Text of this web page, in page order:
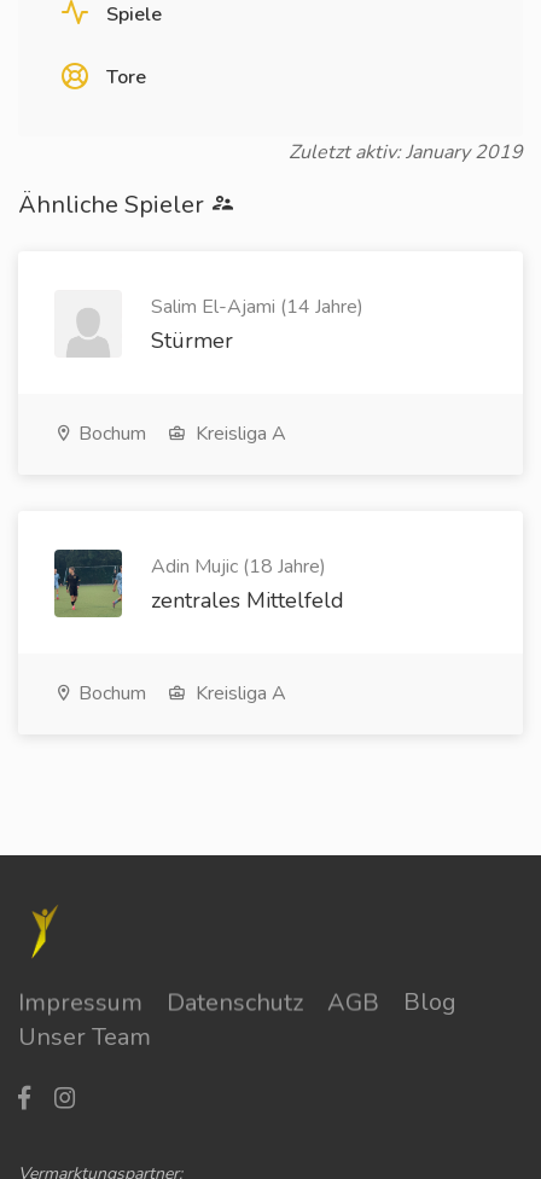
Spiele
Tore
Zuletzt aktiv: January 2019
Ähnliche Spieler
Salim El-Ajami (14 Jahre)
Stürmer
Bochum Kreisliga A
Adin Mujic (18 Jahre)
zentrales Mittelfeld
Bochum Kreisliga A
Impressum Datenschutz AGB
Blog
Unser Team
Vermarktungspartner: